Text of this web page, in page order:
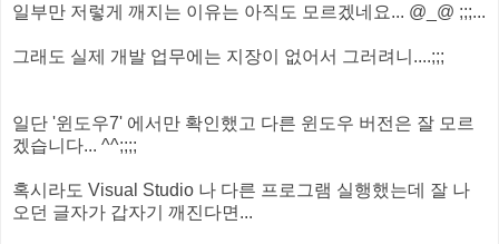
일부만 저렇게 깨지는 이유는 아직도 모르겠네요... @_@ ;;;...
그래도 실제 개발 업무에는 지장이 없어서 그러려니....;;;
일단 '윈도우7' 에서만 확인했고 다른 윈도우 버전은 잘 모르
겠습니다... ^^;;;;
혹시라도 Visual Studio 나 다른 프로그램 실행했는데 잘 나
오던 글자가 갑자기 깨진다면...